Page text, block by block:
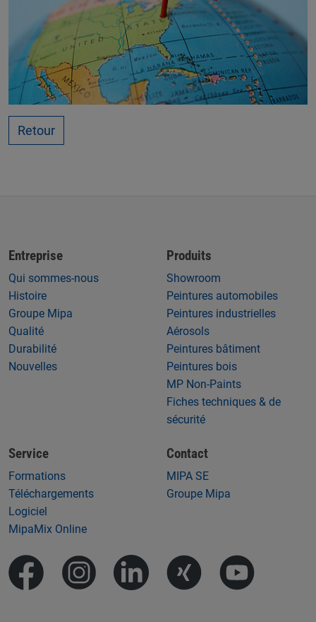
Retour
Entreprise
Qui sommes-nous
Histoire
Groupe Mipa
Qualité
Durabilité
Nouvelles
Produits
Showroom
Peintures automobiles
Peintures industrielles
Aérosols
Peintures bâtiment
Peintures bois
MP Non-Paints
Fiches techniques & de
sécurité
Service
Formations
Téléchargements
Logiciel
MipaMix Online
Contact
MIPA SE
Groupe Mipa